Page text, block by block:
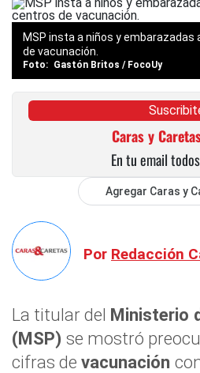
MSP insta a niños y
de vacunación.
Gastón Britos / FocoUy
Caras y
En tu email
Agregar Caras y
Por Redacción
La titular del Ministerio
(MSP) se mostró
cifras de vacunación